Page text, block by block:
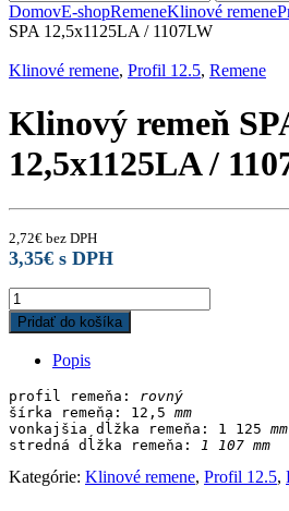
DomovE-shopRemeneKlinové remene
SPA 12,5x1125LA / 1107LW
Klinové remene, Profil 12.5, Remene
Klinový remeň
12,5x1125LA /
2,72€ bez DPH
3,35€ s DPH
Klinový
remeň
SPA
12,5x1125LA
1107LW
quantity
Pridať do košíka
Popis
profil remeňa: rovný
šírka remeňa: 12,5 mm
vonkajšia dĺžka remeňa: 1 125
stredná dĺžka remeňa:
Kategórie: Klinové remene, Profil 12.5,